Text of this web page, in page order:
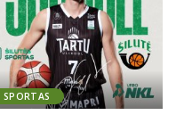
SPORTAS